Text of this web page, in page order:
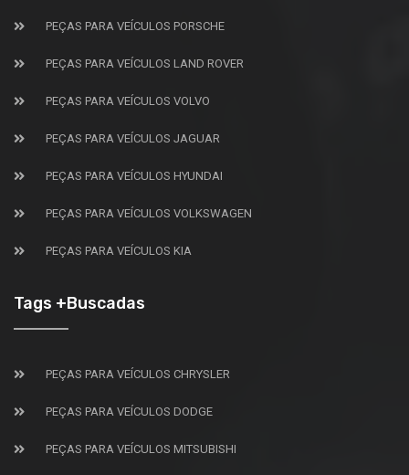
PEÇAS PARA VEÍCULOS PORSCHE
PEÇAS PARA VEÍCULOS LAND ROVER
PEÇAS PARA VEÍCULOS VOLVO
PEÇAS PARA VEÍCULOS JAGUAR
PEÇAS PARA VEÍCULOS HYUNDAI
PEÇAS PARA VEÍCULOS VOLKSWAGEN
PEÇAS PARA VEÍCULOS KIA
Tags +Buscadas
PEÇAS PARA VEÍCULOS CHRYSLER
PEÇAS PARA VEÍCULOS DODGE
PEÇAS PARA VEÍCULOS MITSUBISHI